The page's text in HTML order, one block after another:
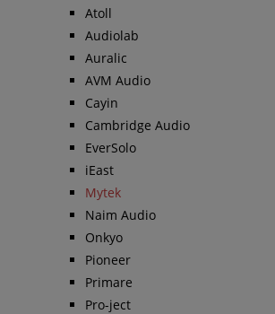
Atoll
Audiolab
Auralic
AVM Audio
Cayin
Cambridge Audio
EverSolo
iEast
Mytek
Naim Audio
Onkyo
Pioneer
Primare
Pro-ject